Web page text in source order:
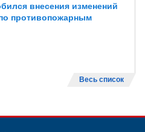
внесения изменений
противопожарным
Весь список